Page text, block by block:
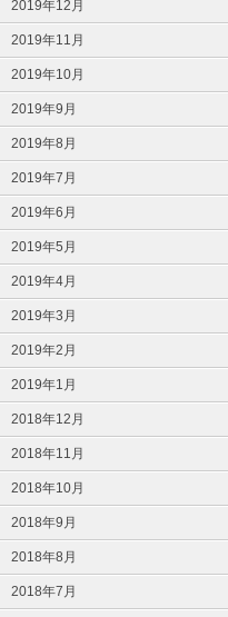
2019年12月
2019年11月
2019年10月
2019年9月
2019年8月
2019年7月
2019年6月
2019年5月
2019年4月
2019年3月
2019年2月
2019年1月
2018年12月
2018年11月
2018年10月
2018年9月
2018年8月
2018年7月